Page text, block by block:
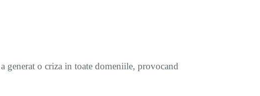
generat o criza in toate domeniile, provocand